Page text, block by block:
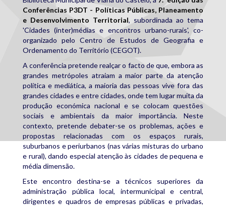
Conferências P3DT - Políticas Públicas, Planeamento
e Desenvolvimento Territorial, subordinada ao tema
'Cidades (inter)médias e encontros urbano-rurais', co-
organizado pelo Centro de Estudos de Geografia e
Ordenamento do Território (CEGOT).
A conferência pretende realçar o facto de que, embora as
grandes metrópoles atraiam a maior parte da atenção
política e mediática, a maioria das pessoas vive fora das
grandes cidades e entre cidades, onde tem lugar muita da
produção económica nacional e se colocam questões
sociais e ambientais da maior importância. Neste
contexto, pretende debater-se os problemas, ações e
propostas relacionadas com os espaços rurais,
suburbanos e periurbanos (nas várias misturas do urbano
e rural), dando especial atenção às cidades de pequena e
média dimensão.
Este encontro destina-se a técnicos superiores da
administração pública local, intermunicipal e central,
dirigentes e quadros de empresas públicas e privadas,